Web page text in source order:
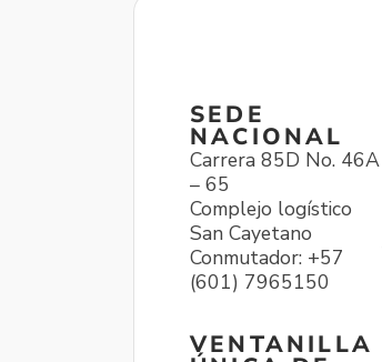
SEDE
NACIONAL
Carrera 85D No. 46A
– 65
Complejo logístico
San Cayetano
Conmutador: +57
(601) 7965150
VENTANILLA